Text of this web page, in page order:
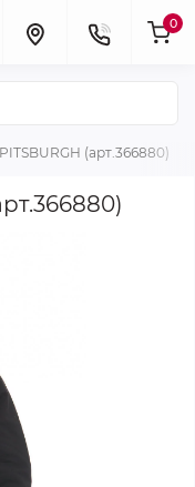
0
(арт.366880)